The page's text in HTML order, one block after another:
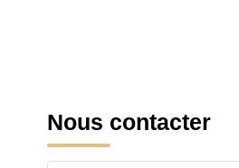
Nous contacter